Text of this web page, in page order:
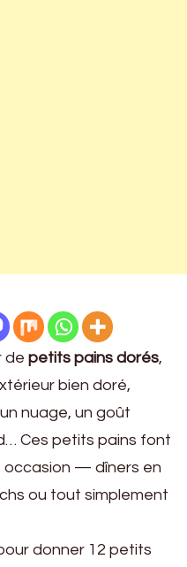
de petits pains dorés,
bien doré,
nuage, un goût
Ces petits pains font
occasion — dîners en
ou tout simplement
donner 12 petits